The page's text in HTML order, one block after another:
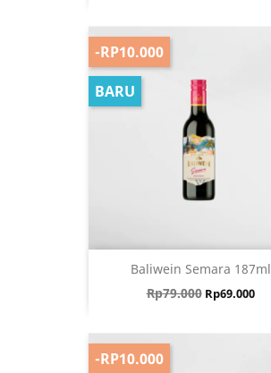
Baliwein Semara 187ml
Harga biasa
Rp79.000 Harga
Rp69.000
-RP10.000
BARU
-RP10.000